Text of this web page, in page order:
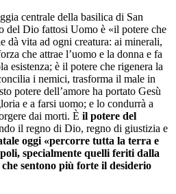
centrale della basilica di San
del Dio fattosi Uomo è «il potere che
dà vita ad ogni creatura: ai minerali,
che attrae l’uomo e la donna e fa
esistenza; è il potere che rigenera la
i nemici, trasforma il male in
potere dell’amore ha portato Gesù
e a farsi uomo; e lo condurrà a
dai morti. È il potere del
il regno di Dio, regno di giustizia e
oggi «percorre tutta la terra e
specialmente quelli feriti dalla
sentono più forte il desiderio